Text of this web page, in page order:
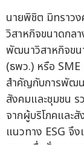
นายพิชิต มิทราว
วิสาหกิจขนาดกล
พัฒนาวิสาหกิจขน
(ธพว.) หรือ
สำคัญกับการพัฒ
สังคมและชุมชน
จากผู้บริโภคและ
แนวทาง ESG จึ